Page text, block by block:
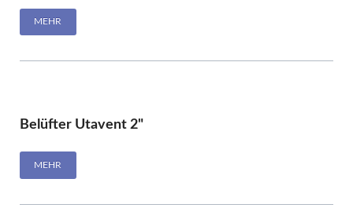
MEHR
Belüfter Utavent 2"
MEHR